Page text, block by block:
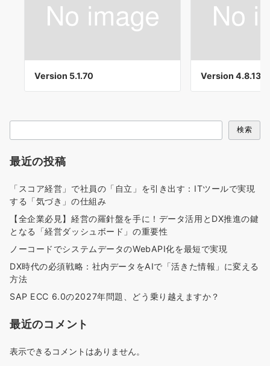
Version 5.1.70 Version 4.8.13
索
検索
最近の投稿
「スコア経営」で社員の「自立」を引き出す：ITツールで実現
する「気づき」の仕組み
【全企業必見】経営の羅針盤を手に！データ活用とDX推進の鍵
となる「経営ダッシュボード」の重要性
ノーコードでシステムデータのWebAPI化を最短で実現
DX時代の必須戦略：社内データをAIで「活きた情報」に変える
方法
SAP ECC 6.0の2027年問題、どう乗り越えますか？
最近のコメント
表示できるコメントはありません。